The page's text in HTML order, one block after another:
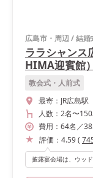
広島市・周辺/結婚
ララシャンス
HIMA迎賓館）
教会式・人前式
最寄： JR広島駅
人数： 2名〜
費用： 64名 ／
評価： 4.59(